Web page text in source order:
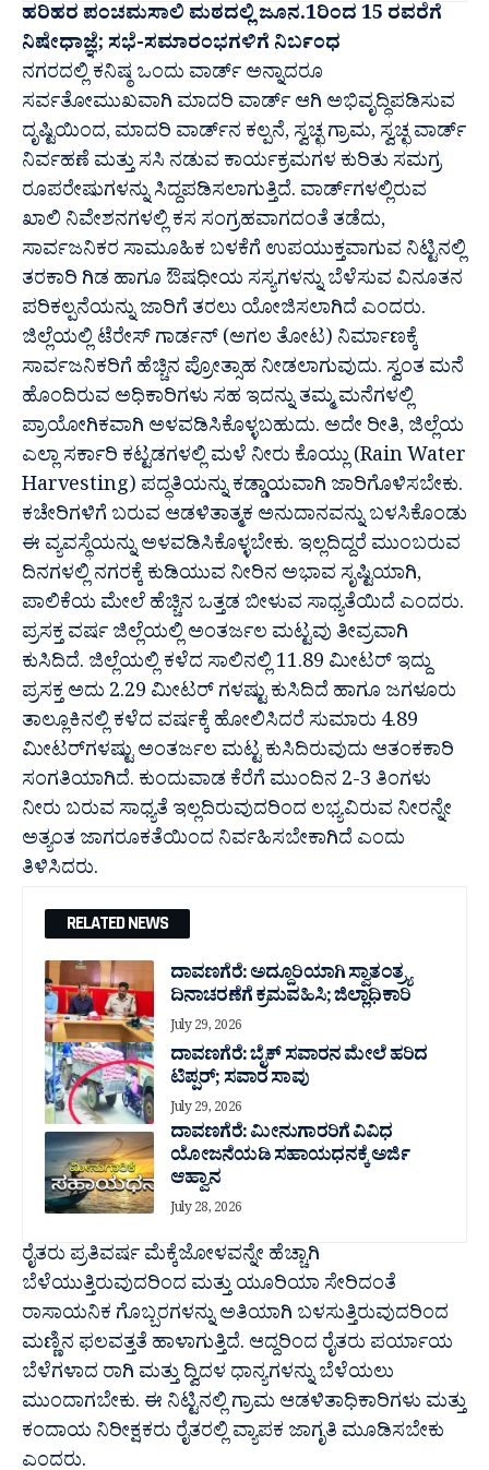
ಹರಿಹರ ಪಂಚಮಸಾಲಿ ಮಠದಲ್ಲಿ ಜೂನ.1ರಿಂದ 15 ರವರೆಗೆ
ನಿಷೇಧಾಜ್ಞೆ; ಸಭೆ-ಸಮಾರಂಭಗಳಿಗೆ ನಿರ್ಬಂಧ
ನಗರದಲ್ಲಿ ಕನಿಷ್ಠ ಒಂದು ವಾರ್ಡ್ ಅನ್ನಾದರೂ
ಸರ್ವತೋಮುಖವಾಗಿ ಮಾದರಿ ವಾರ್ಡ್ ಆಗಿ ಅಭಿವೃದ್ಧಿಪಡಿಸುವ
ದೃಷ್ಟಿಯಿಂದ, ಮಾದರಿ ವಾರ್ಡ್‌ನ ಕಲ್ಪನೆ, ಸ್ವಚ್ಛ ಗ್ರಾಮ, ಸ್ವಚ್ಛ ವಾರ್ಡ್
ನಿರ್ವಹಣೆ ಮತ್ತು ಸಸಿ ನಡುವ ಕಾರ್ಯಕ್ರಮಗಳ ಕುರಿತು ಸಮಗ್ರ
ರೂಪರೇಷುಗಳನ್ನು ಸಿದ್ದಪಡಿಸಲಾಗುತ್ತಿದೆ. ವಾರ್ಡ್‌ಗಳಲ್ಲಿರುವ
ಖಾಲಿ ನಿವೇಶನಗಳಲ್ಲಿ ಕಸ ಸಂಗ್ರಹವಾಗದಂತೆ ತಡೆದು,
ಸಾರ್ವಜನಿಕರ ಸಾಮೂಹಿಕ ಬಳಕೆಗೆ ಉಪಯುಕ್ತವಾಗುವ ನಿಟ್ಟಿನಲ್ಲಿ
ತರಕಾರಿ ಗಿಡ ಹಾಗೂ ಔಷಧೀಯ ಸಸ್ಯಗಳನ್ನು ಬೆಳೆಸುವ ವಿನೂತನ
ಪರಿಕಲ್ಪನೆಯನ್ನು ಜಾರಿಗೆ ತರಲು ಯೋಜಿಸಲಾಗಿದೆ ಎಂದರು.
ಜಿಲ್ಲೆಯಲ್ಲಿ ಟೆರೇಸ್ ಗಾರ್ಡನ್ (ಅಗಲ ತೋಟ) ನಿರ್ಮಾಣಕ್ಕೆ
ಸಾರ್ವಜನಿಕರಿಗೆ ಹೆಚ್ಚಿನ ಪ್ರೋತ್ಸಾಹ ನೀಡಲಾಗುವುದು. ಸ್ವಂತ ಮನೆ
ಹೊಂದಿರುವ ಅಧಿಕಾರಿಗಳು ಸಹ ಇದನ್ನು ತಮ್ಮ ಮನೆಗಳಲ್ಲಿ
ಪ್ರಾಯೋಗಿಕವಾಗಿ ಅಳವಡಿಸಿಕೊಳ್ಳಬಹುದು. ಅದೇ ರೀತಿ, ಜಿಲ್ಲೆಯ
ಎಲ್ಲಾ ಸರ್ಕಾರಿ ಕಟ್ಟಡಗಳಲ್ಲಿ ಮಳೆ ನೀರು ಕೊಯ್ಲು (Rain Water
Harvesting) ಪದ್ಧತಿಯನ್ನು ಕಡ್ಡಾಯವಾಗಿ ಜಾರಿಗೊಳಿಸಬೇಕು.
ಕಚೇರಿಗಳಿಗೆ ಬರುವ ಆಡಳಿತಾತ್ಮಕ ಅನುದಾನವನ್ನು ಬಳಸಿಕೊಂಡು
ಈ ವ್ಯವಸ್ಥೆಯನ್ನು ಅಳವಡಿಸಿಕೊಳ್ಳಬೇಕು. ಇಲ್ಲದಿದ್ದರೆ ಮುಂಬರುವ
ದಿನಗಳಲ್ಲಿ ನಗರಕ್ಕೆ ಕುಡಿಯುವ ನೀರಿನ ಅಭಾವ ಸೃಷ್ಟಿಯಾಗಿ,
ಪಾಲಿಕೆಯ ಮೇಲೆ ಹೆಚ್ಚಿನ ಒತ್ತಡ ಬೀಳುವ ಸಾಧ್ಯತೆಯಿದೆ ಎಂದರು.
ಪ್ರಸಕ್ತ ವರ್ಷ ಜಿಲ್ಲೆಯಲ್ಲಿ ಅಂತರ್ಜಲ ಮಟ್ಟವು ತೀವ್ರವಾಗಿ
ಕುಸಿದಿದೆ. ಜಿಲ್ಲೆಯಲ್ಲಿ ಕಳೆದ ಸಾಲಿನಲ್ಲಿ 11.89 ಮೀಟರ್‌ ಇದ್ದು
ಪ್ರಸಕ್ತ ಅದು 2.29 ಮೀಟರ್‌ ಗಳಷ್ಟು ಕುಸಿದಿದೆ ಹಾಗೂ ಜಗಳೂರು
ತಾಲ್ಲೂಕಿನಲ್ಲಿ ಕಳೆದ ವರ್ಷಕ್ಕೆ ಹೋಲಿಸಿದರೆ ಸುಮಾರು 4.89
ಮೀಟರ್‌ಗಳಷ್ಟು ಅಂತರ್ಜಲ ಮಟ್ಟ ಕುಸಿದಿರುವುದು ಆತಂಕಕಾರಿ
ಸಂಗತಿಯಾಗಿದೆ. ಕುಂದುವಾಡ ಕೆರೆಗೆ ಮುಂದಿನ 2-3 ತಿಂಗಳು
ನೀರು ಬರುವ ಸಾಧ್ಯತೆ ಇಲ್ಲದಿರುವುದರಿಂದ ಲಭ್ಯವಿರುವ ನೀರನ್ನೇ
ಅತ್ಯಂತ ಜಾಗರೂಕತೆಯಿಂದ ನಿರ್ವಹಿಸಬೇಕಾಗಿದೆ ಎಂದು
ತಿಳಿಸಿದರು.
RELATED NEWS
ದಾವಣಗೆರೆ: ಅದ್ದೂರಿಯಾಗಿ ಸ್ವಾತಂತ್ರ್ಯ
ದಿನಾಚರಣೆಗೆ ಕ್ರಮವಹಿಸಿ; ಜಿಲ್ಲಾಧಿಕಾರಿ
July 29, 2026
ದಾವಣಗೆರೆ: ಬೈಕ್ ಸವಾರನ ಮೇಲೆ ಹರಿದ
ಟಿಪ್ಪರ್; ಸವಾರ ಸಾವು
July 29, 2026
ದಾವಣಗೆರೆ: ಮೀನುಗಾರರಿಗೆ ವಿವಿಧ
ಯೋಜನೆಯಡಿ ಸಹಾಯಧನಕ್ಕೆ ಅರ್ಜಿ
ಆಹ್ವಾನ
July 28, 2026
ರೈತರು ಪ್ರತಿವರ್ಷ ಮೆಕ್ಕೆಜೋಳವನ್ನೇ ಹೆಚ್ಚಾಗಿ
ಬೆಳೆಯುತ್ತಿರುವುದರಿಂದ ಮತ್ತು ಯೂರಿಯಾ ಸೇರಿದಂತೆ
ರಾಸಾಯನಿಕ ಗೊಬ್ಬರಗಳನ್ನು ಅತಿಯಾಗಿ ಬಳಸುತ್ತಿರುವುದರಿಂದ
ಮಣ್ಣಿನ ಫಲವತ್ತತೆ ಹಾಳಾಗುತ್ತಿದೆ. ಆದ್ದರಿಂದ ರೈತರು ಪರ್ಯಾಯ
ಬೆಳೆಗಳಾದ ರಾಗಿ ಮತ್ತು ದ್ವಿದಳ ಧಾನ್ಯಗಳನ್ನು ಬೆಳೆಯಲು
ಮುಂದಾಗಬೇಕು. ಈ ನಿಟ್ಟಿನಲ್ಲಿ ಗ್ರಾಮ ಆಡಳಿತಾಧಿಕಾರಿಗಳು ಮತ್ತು
ಕಂದಾಯ ನಿರೀಕ್ಷಕರು ರೈತರಲ್ಲಿ ವ್ಯಾಪಕ ಜಾಗೃತಿ ಮೂಡಿಸಬೇಕು